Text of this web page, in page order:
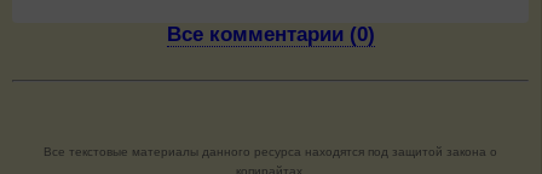
Все комментарии (0)
Все текстовые материалы данного ресурса находятся под защитой закона о
копирайтах.